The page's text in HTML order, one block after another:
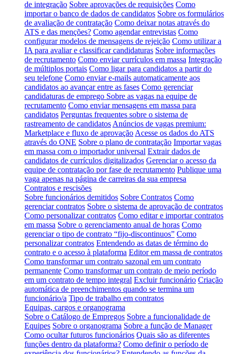
de integração Sobre aprovações de requisições Como
importar o banco de dados de candidatos Sobre os formulários
de avaliação de contratação Como deixar notas através do
ATS e das menções? Como agendar entrevistas Como
configurar modelos de mensagens de rejeição Como utilizar a
IA para avaliar e classificar candidaturas Sobre informações
de recrutamento Como enviar currículos em massa Integração
de múltiplos portais Como ligar para candidatos a partir do
seu telefone Como enviar e-mails automaticamente aos
candidatos ao avançar entre as fases Como gerenciar
candidaturas de emprego Sobre as vagas na equipe de
recrutamento Como enviar mensagens em massa para
candidatos Perguntas frequentes sobre o sistema de
rastreamento de candidatos Anúncios de vagas premium:
Marketplace e fluxo de aprovação Acesse os dados do ATS
através do ONE Sobre o plano de contratação Importar vagas
em massa com o importador universal Extrair dados de
candidatos de currículos digitalizados Gerenciar o acesso da
equipe de contratação por fase de recrutamento Publique uma
vaga apenas na página de carreiras da sua empresa
Contratos e rescisões
Sobre funcionários demitidos Sobre Contratos Como
gerenciar contratos Sobre o sistema de aprovação de contratos
Como personalizar contratos Como editar e importar contratos
em massa Sobre o gerenciamento anual de horas Como
gerenciar o tipo de contrato “fijo-discontinuos” Como
personalizar contratos Entendendo as datas de término do
contrato e o acesso à plataforma Editor em massa de contratos
Como transformar um contrato sazonal em um contrato
permanente Como transformar um contrato de meio período
em um contrato de tempo integral Excluir funcionário Criação
automática de preenchimentos quando se termina um
funcionário/a Tipo de trabalho em contratos
Equipas, cargos e organograma
Sobre o Catálogo de Empregos Sobre a funcionalidade de
Equipes Sobre o organograma Sobre a função de Manager
Como ocultar futuros funcionários Quais são as diferentes
funções dentro da plataforma? Como definir o período de